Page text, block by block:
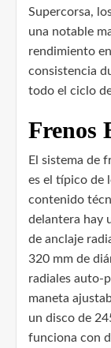
Supercorsa,
una notable
rendimiento
consistencia
todo el ciclo
Frenos
El sistema de
es el típico de
contenido
delantera hay
de anclaje
320 mm de
radiales auto-
maneta
un disco de
funciona con